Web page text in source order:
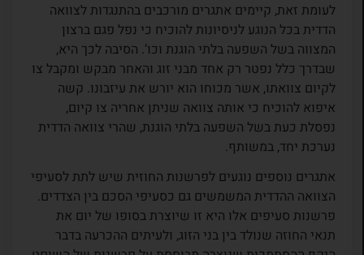
לעומת זאת, קיימים אתגרים מורכבים בהתנגדות לצוואה
הדדית בכל הנוגע לניסיונות להוכיח כי נפל פגם ברצון
המצווה בשל השפעה בלתי הוגנת וכו’. הסיבה לכך היא,
שבדרך כלל נפטר רק אחד מבני זוג והאחר מבקש ומקבל צו
לקיום צוואתו, אשר מכוחו הוא יורש את עיזבונו. קשה
איפוא להוכיח כי אותה צוואה שניתן אחריה צו קיום,
נפסלת כעת בשל השפעה בלתי הוגנת, שהרי צוואה הדדית
נערכת יחד, במשותף.
אתגרים נוספים נוגעים לפרשנות החוזית שיש לתת לסעיפי
הצוואה ההדדית המשמשים גם כסעיפי הסכם בין הצדדים.
פרשנות סעיפים אלו היא זו שיוצרת בסופו של יום את
תנאי החוזה שנולד בין בני הזוג, ולעיתים ההכרעה בדבר